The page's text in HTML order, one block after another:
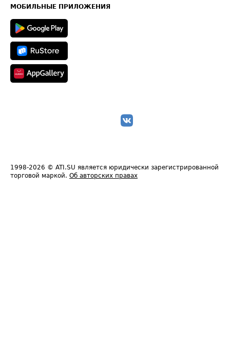
Техническая информация
МОБИЛЬНЫЕ ПРИЛОЖЕНИЯ
1998-2026 © ATI.SU является юридически зарегистрированной
торговой маркой. Об авторских правах